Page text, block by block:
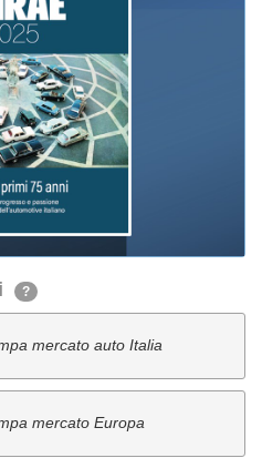
?
mercato auto Italia
mercato Europa